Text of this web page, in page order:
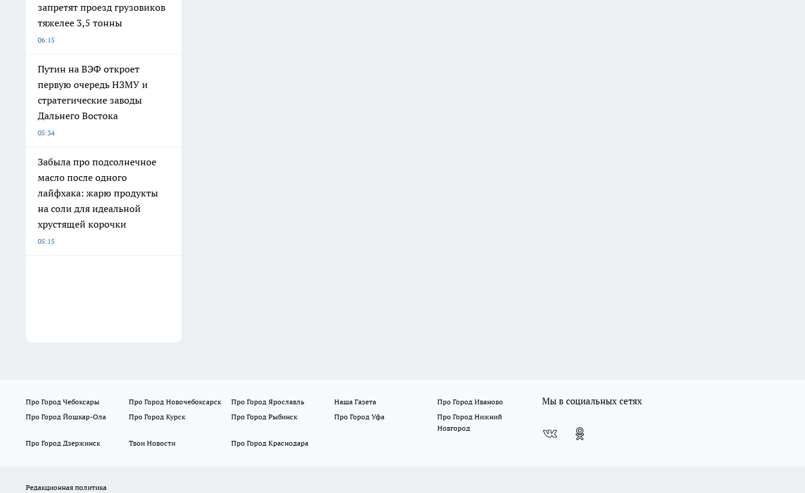
запретят проезд грузовиков
тяжелее 3,5 тонны
06:15
Путин на ВЭФ откроет
первую очередь НЗМУ и
стратегические заводы
Дальнего Востока
05:34
Забыла про подсолнечное
масло после одного
лайфхака: жарю продукты
на соли для идеальной
хрустящей корочки
05:15
Про Город Чебоксары Про Город Новочебоксарск Про Город Ярославль Наша Газета
Про Город Иваново
Про Город Йошкар-Ола
Про Город Курск Про Город Рыбинск Про Город Уфа
Про Город Нижний
Новгород
Про Город Дзержинск
Твои Новости Про Город Краснодара
Мы в социальных сетях
Редакционная политика